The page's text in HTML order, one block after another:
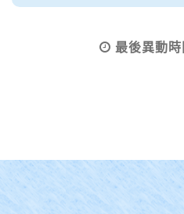
最後異動時